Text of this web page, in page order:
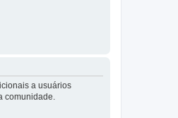
a usuários
comunidade.